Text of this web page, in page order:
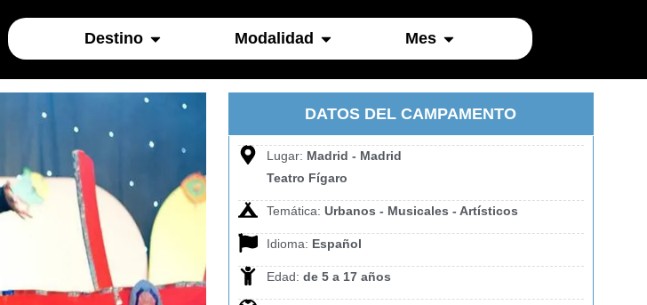
Destino Modalidad Mes
DATOS DEL CAMPAMENTO
Lugar: Madrid - Madrid
Teatro Fígaro
Temática:Urbanos - Musicales - Artísticos
Idioma: Español
Edad:de 5 a 17 años